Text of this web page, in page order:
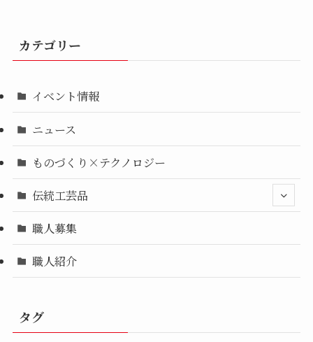
カテゴリー
イベント情報
ニュース
ものづくり×テクノロジー
伝統工芸品
職人募集
職人紹介
タグ